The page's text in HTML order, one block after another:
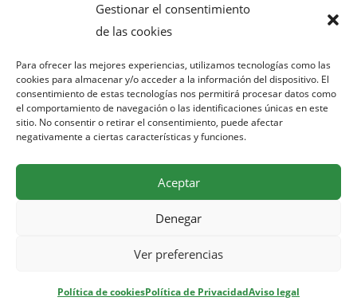
Gestionar el consentimiento
de las cookies
Para ofrecer las mejores experiencias, utilizamos tecnologías como las
cookies para almacenar y/o acceder a la información del dispositivo. El
consentimiento de estas tecnologías nos permitirá procesar datos como
el comportamiento de navegación o las identificaciones únicas en este
sitio. No consentir o retirar el consentimiento, puede afectar
negativamente a ciertas características y funciones.
Aceptar
Denegar
Ver preferencias
Política de cookiesPolítica de PrivacidadAviso legal
Contacto
Isaac Peral 2
30151 Santo Ángel (Murcia)
info@santoangel.red
derechos reservados –Aviso legal
privacidad– Cookies